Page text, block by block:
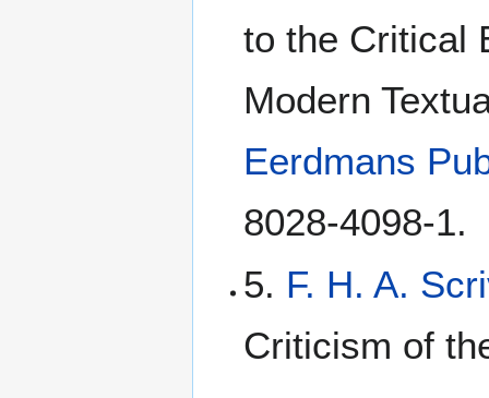
to the Critical
Modern
Eerdmans
8028-4098-1.
5. F. H. A.
Criticism of